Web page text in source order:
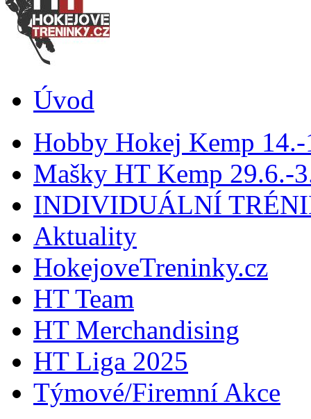
Úvod
Hobby Hokej Kemp
Mašky HT Kemp 29.6.-
INDIVIDUÁLNÍ
Aktuality
HokejoveTreninky.cz
HT Team
HT Merchandising
HT Liga 2025
Týmové/Firemní Akce